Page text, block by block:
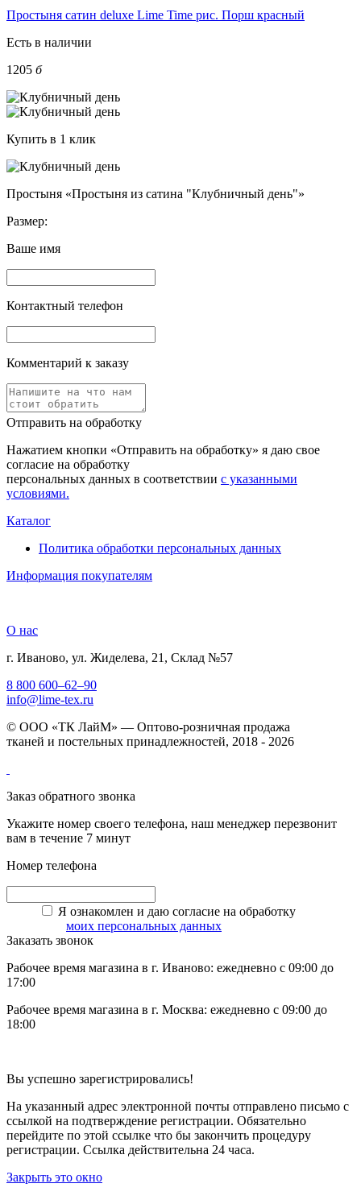
Простыня сатин deluxe Lime Time рис. Порш красный
Есть в наличии
1205 б
Купить в 1 клик
Простыня «Простыня из сатина "Клубничный день"»
Размер:
Ваше имя
Контактный телефон
Комментарий к заказу
Отправить на обработку
Нажатием кнопки «Отправить на обработку» я даю свое
согласие на обработку
персональных данных в соответствии с указанными
условиями.
Каталог
Политика обработки персональных данных
Информация покупателям
О нас
г. Иваново, ул. Жиделева, 21, Склад №57
8 800 600–62–90
info@lime-tex.ru
© ООО «ТК ЛайМ» — Оптово-розничная продажа
тканей и постельных принадлежностей, 2018 - 2026
Заказ обратного звонка
Укажите номер своего телефона, наш менеджер перезвонит
вам в течение 7 минут
Номер телефона
Я ознакомлен и даю согласие на обработку
моих персональных данных
Заказать звонок
Рабочее время магазина в г. Иваново: ежедневно с 09:00 до
17:00
Рабочее время магазина в г. Москва: ежедневно с 09:00 до
18:00
Вы успешно зарегистрировались!
На указанный адрес электронной почты отправлено письмо с
ссылкой на подтверждение регистрации. Обязательно
перейдите по этой ссылке что бы закончить процедуру
регистрации. Ссылка действительна 24 часа.
Закрыть это окно